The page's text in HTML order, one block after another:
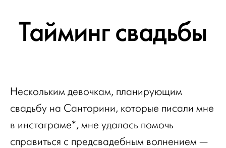
Тайминг свадьбы
Нескольким девочкам, планирующим
свадьбу на Санторини, которые писали мне
в инстаграме*, мне удалось помочь
справиться с предсвадебным волнением —